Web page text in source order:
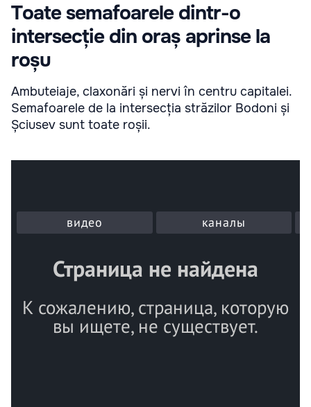
Toate semafoarele dintr-o
intersecție din oraș aprinse la
roșu
Ambuteiaje, claxonări și nervi în centru capitalei.
Semafoarele de la intersecția străzilor Bodoni și
Șciusev sunt toate roșii.